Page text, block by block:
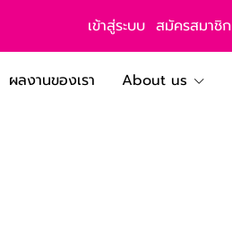
เข้าสู่ระบบ สมัครสมาชิก
ผลงานของเรา
About us